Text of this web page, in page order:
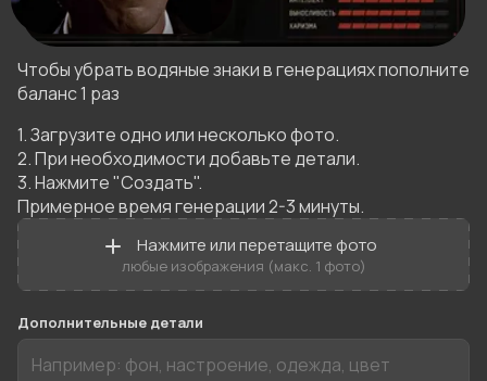
Нажмите или перетащите фото
любые изображения (макс. 1 фото)
Дополнительные детали
Чтобы убрать водяные знаки в генерациях пополните
баланс 1 раз
1. Загрузите одно или несколько фото.
2. При необходимости добавьте детали.
3. Нажмите "Создать".
Примерное время генерации 2-3 минуты.